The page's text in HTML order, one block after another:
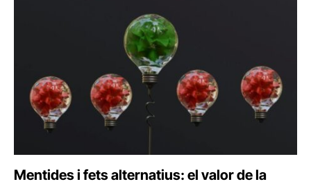
Mentides i fets alternatius: el valor de la